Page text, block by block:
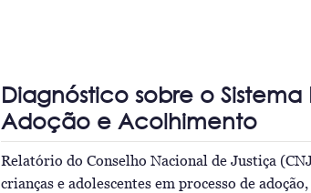
Diagnóstico sobre o
Adoção e Acolhimento
Relatório do Conselho Nacional de Justiça
crianças e adolescentes em processo de